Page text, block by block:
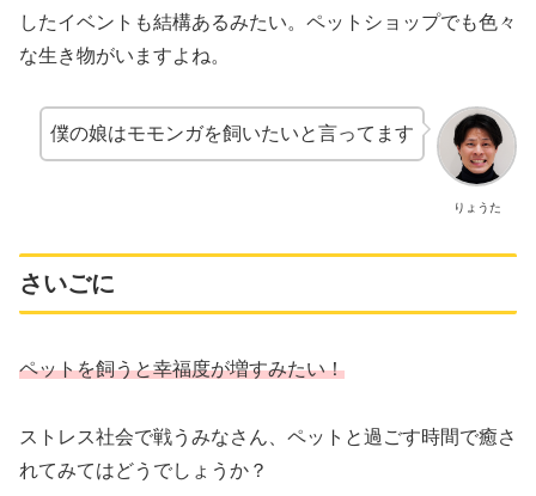
したイベントも結構あるみたい。ペットショップでも色々
な生き物がいますよね。
りょうた
僕の娘はモモンガを飼いたいと言ってます
さいごに
ペットを飼うと幸福度が増すみたい！
ストレス社会で戦うみなさん、ペットと過ごす時間で癒さ
れてみてはどうでしょうか？